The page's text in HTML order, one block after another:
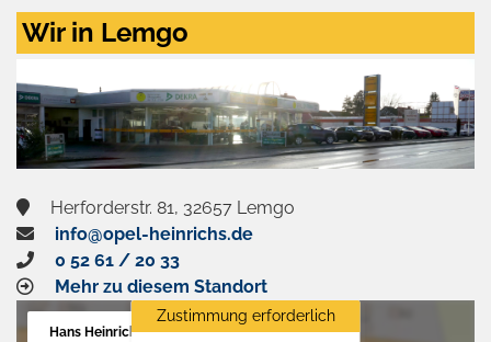
Zustimmen
aktivieren
Wir in Lemgo
Herforderstr. 81, 32657 Lemgo
info@opel-heinrichs.de
0 52 61 / 20 33
Mehr zu diesem Standort
Hans Heinrichs GmbH
Zustimmung erforderlich